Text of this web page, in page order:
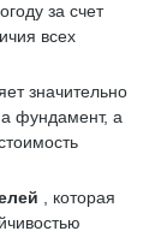
за счет
всех
значительно
фундамент, а
, которая